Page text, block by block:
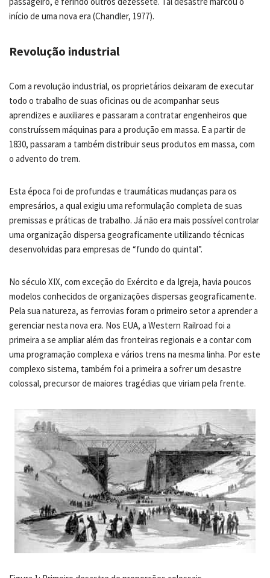
início de uma nova era (Chandler, 1977).
Revolução industrial
Com a revolução industrial, os proprietários deixaram de executar
todo o trabalho de suas oficinas ou de acompanhar seus
aprendizes e auxiliares e passaram a contratar engenheiros que
construíssem máquinas para a produção em massa. E a partir de
1830, passaram a também distribuir seus produtos em massa, com
o advento do trem.
Esta época foi de profundas e traumáticas mudanças para os
empresários, a qual exigiu uma reformulação completa de suas
premissas e práticas de trabalho. Já não era mais possível controlar
uma organização dispersa geograficamente utilizando técnicas
desenvolvidas para empresas de “fundo do quintal”.
No século XIX, com exceção do Exército e da Igreja, havia poucos
modelos conhecidos de organizações dispersas geograficamente.
Pela sua natureza, as ferrovias foram o primeiro setor a aprender a
gerenciar nesta nova era. Nos EUA, a Western Railroad foi a
primeira a se ampliar além das fronteiras regionais e a contar com
uma programação complexa e vários trens na mesma linha. Por este
complexo sistema, também foi a primeira a sofrer um desastre
colossal, precursor de maiores tragédias que viriam pela frente.